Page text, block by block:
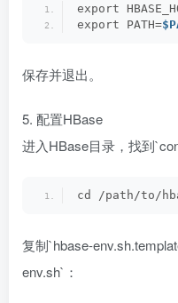
export
export PATH=
保存并退出。
5. 配置HBase
进入HBase目录，找到
cd /path/to/
复制`hbase-
env.sh`：